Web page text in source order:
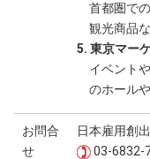
首都圏で
観光商品
5. 東京マー
イベント
のホール
お問合
せ
日本雇用創
03-6832-